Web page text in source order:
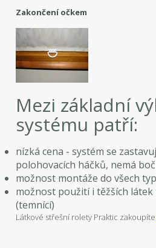
Zakončení očkem
Mezi základní
systému patří:
nízká cena - systém se
polohovacích háčků, nemá
možnost montáže do všech
možnost použití i těžších
(temnící)
Látkové střešní rolety Praktic zakoupíte